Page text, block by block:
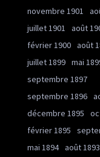
novembre 1901
juillet 1901
août
février 1900 août
juillet 1899 mai
septembre 1897
septembre 1896
décembre 1895
février 1895
mai 1894 août 1893